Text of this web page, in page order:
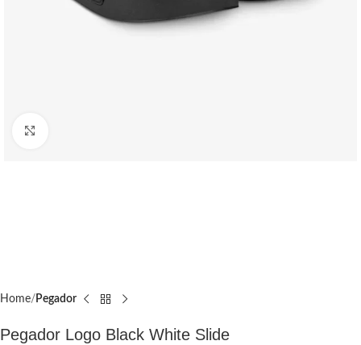
Home Pegador​
Pegador Logo Black White Slide